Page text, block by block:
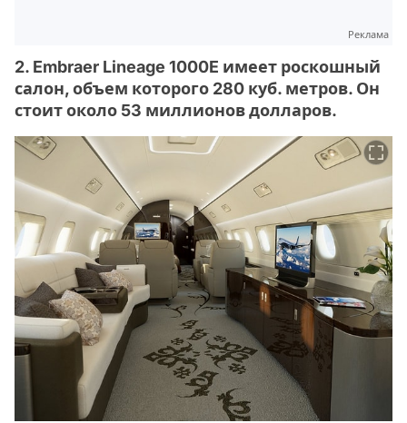
Реклама
2. Embraer Lineage 1000E имеет роскошный
салон, объем которого 280 куб. метров. Он
стоит около 53 миллионов долларов.